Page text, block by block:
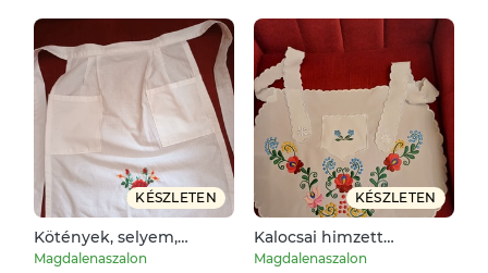
KÉSZLETEN
Kötények, selyem,
himzett.
Magdalenaszalon
KÉSZLETEN
Kalocsai himzett
kötények eladóak.
Magdalenaszalon